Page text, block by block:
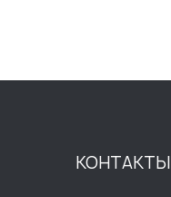
КОНТАКТЫ